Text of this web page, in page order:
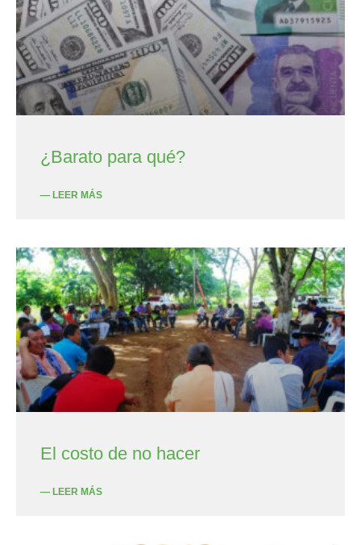
¿Barato para qué?
— LEER MÁS
El costo de no hacer
— LEER MÁS